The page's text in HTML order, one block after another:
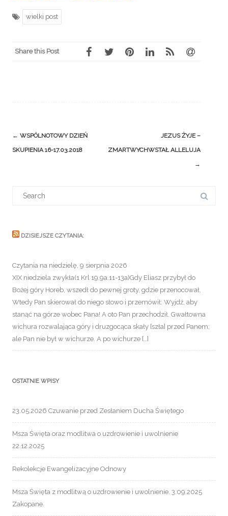
wielki post
Share this Post
Post
navigation
← WSPÓLNOTOWY DZIEŃ
SKUPIENIA 16-17.03.2018
JEZUS ŻYJE –
ZMARTWYCHWSTAŁ ALLELUJA
→
DZISIEJSZE CZYTANIA:
Czytania na niedzielę, 9 sierpnia 2026
XIX niedziela zwykła(1 Krl 19,9a.11-13a)Gdy Eliasz przybył do
Bożej góry Horeb, wszedł do pewnej groty, gdzie przenocował.
Wtedy Pan skierował do niego słowo i przemówił: Wyjdź, aby
stanąć na górze wobec Pana! A oto Pan przechodził. Gwałtowna
wichura rozwalająca góry i druzgocąca skały [szła] przed Panem;
ale Pan nie był w wichurze. A po wichurze […]
OSTATNIE WPISY
23.05.2026 Czuwanie przed Zesłaniem Ducha Świętego
Msza Święta oraz modlitwa o uzdrowienie i uwolnienie
22.12.2025
Rekolekcje Ewangelizacyjne Odnowy
Msza Święta z modlitwą o uzdrowienie i uwolnienie. 3.09.2025
Zakopane.